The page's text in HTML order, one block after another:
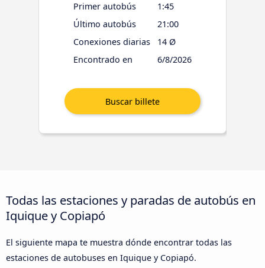
Primer autobús
1:45
Último autobús
21:00
Conexiones diarias
14 Ø
Encontrado en
6/8/2026
Todas las estaciones y paradas de autobús en
Iquique y Copiapó
El siguiente mapa te muestra dónde encontrar todas las
estaciones de autobuses en Iquique y Copiapó.